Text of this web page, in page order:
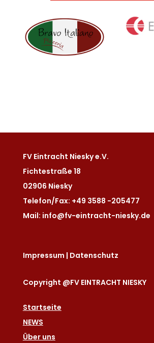
FV Eintracht Niesky e.V.
Fichtestraße 18
02906 Niesky
Telefon/Fax: +49 3588 -205477
Mail: info@fv-eintracht-niesky.de
Impressum | Datenschutz
Copyright @FV EINTRACHT NIESKY
Startseite
NEWS
Über uns